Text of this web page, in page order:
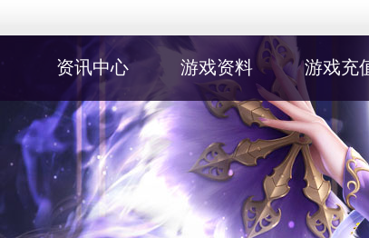
资讯中心 游戏资料 游戏充